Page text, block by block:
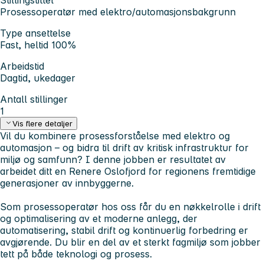
Prosessoperatør med elektro/automasjonsbakgrunn
Type ansettelse
Fast, heltid 100%
Arbeidstid
Dagtid, ukedager
Antall stillinger
1
Vis flere detaljer
Vil du kombinere prosessforståelse med elektro og
automasjon – og bidra til drift av kritisk infrastruktur for
miljø og samfunn? I denne jobben er resultatet av
arbeidet ditt en Renere Oslofjord for regionens fremtidige
generasjoner av innbyggerne.
Som prosessoperatør hos oss får du en nøkkelrolle i drift
og optimalisering av et moderne anlegg, der
automatisering, stabil drift og kontinuerlig forbedring er
avgjørende. Du blir en del av et sterkt fagmiljø som jobber
tett på både teknologi og prosess.